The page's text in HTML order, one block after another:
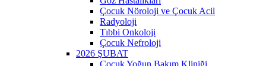
Çocuk Nöroloji ve Çocuk Acil
Radyoloji
Tıbbi Onkoloji
Çocuk Nefroloji
2026 ŞUBAT
Çocuk Yoğun Bakım Kliniği